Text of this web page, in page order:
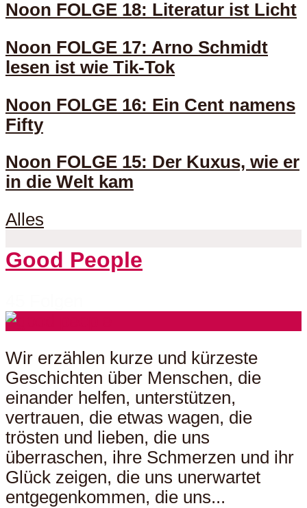
Noon FOLGE 18: Literatur ist Licht
Noon FOLGE 17: Arno Schmidt
lesen ist wie Tik-Tok
Noon FOLGE 16: Ein Cent namens
Fifty
Noon FOLGE 15: Der Kuxus, wie er
in die Welt kam
Alles
Good People
Wir erzählen kurze und kürzeste
Geschichten über Menschen, die
einander helfen, unterstützen,
vertrauen, die etwas wagen, die
trösten und lieben, die uns
überraschen, ihre Schmerzen und ihr
Glück zeigen, die uns unerwartet
entgegenkommen, die uns...